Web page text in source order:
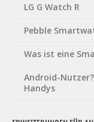
LG G Watch R
Pebble
Was ist eine
Android-
Handys